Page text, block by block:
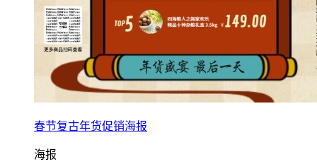
春节复古年货促销海报
海报